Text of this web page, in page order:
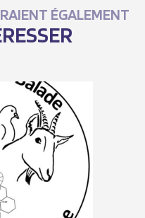
ÉGALEMENT